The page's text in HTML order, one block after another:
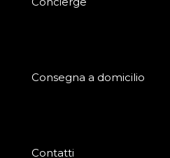
Consegna a domicilio
Contatti